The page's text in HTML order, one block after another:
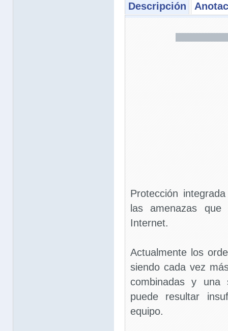
Descripción
Protección
las amenazas
Internet.
Actualmente los
siendo cada vez
combinadas y una
puede resultar
equipo.